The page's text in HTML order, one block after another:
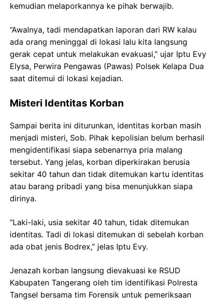
kemudian melaporkannya ke pihak berwajib.
“Awalnya, tadi mendapatkan laporan dari RW kalau
ada orang meninggal di lokasi lalu kita langsung
gerak cepat untuk melakukan evakuasi,” ujar Iptu Evy
Elysa, Perwira Pengawas (Pawas) Polsek Kelapa Dua
saat ditemui di lokasi kejadian.
Misteri Identitas Korban
Sampai berita ini diturunkan, identitas korban masih
menjadi misteri, Sob. Pihak kepolisian belum berhasil
mengidentifikasi siapa sebenarnya pria malang
tersebut. Yang jelas, korban diperkirakan berusia
sekitar 40 tahun dan tidak ditemukan kartu identitas
atau barang pribadi yang bisa menunjukkan siapa
dirinya.
“Laki-laki, usia sekitar 40 tahun, tidak ditemukan
identitas. Tadi di lokasi ditemukan di sebelah korban
ada obat jenis Bodrex,” jelas Iptu Evy.
Jenazah korban langsung dievakuasi ke RSUD
Kabupaten Tangerang oleh tim identifikasi Polresta
Tangsel bersama tim Forensik untuk pemeriksaan